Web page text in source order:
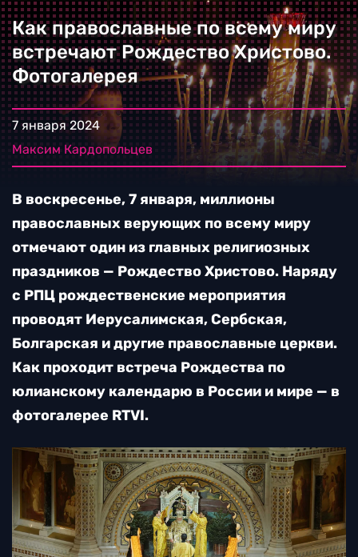
Как православные по всему миру
встречают Рождество Христово.
Фотогалерея
7 января 2024
Максим Кардопольцев
В воскресенье, 7 января, миллионы
православных верующих по всему миру
отмечают один из главных религиозных
праздников — Рождество Христово. Наряду
с РПЦ рождественские мероприятия
проводят Иерусалимская, Сербская,
Болгарская и другие православные церкви.
Как проходит встреча Рождества по
юлианскому календарю в России и мире — в
фотогалерее RTVI.